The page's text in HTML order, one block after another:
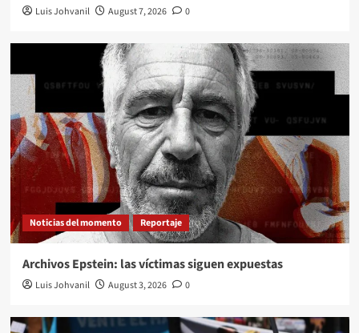
Luis Johvanil August 7, 2026 0
Noticias del momento Reportaje
Archivos Epstein: las víctimas siguen expuestas
Luis Johvanil August 3, 2026 0